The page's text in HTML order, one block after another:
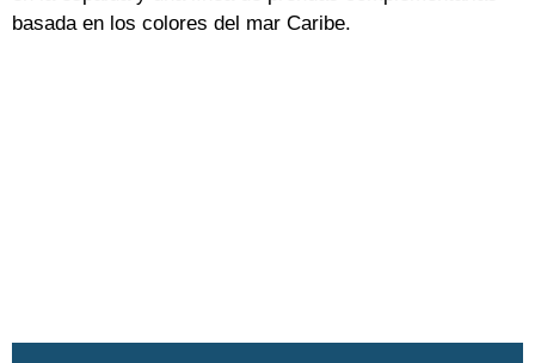
basada en los colores del mar Caribe.